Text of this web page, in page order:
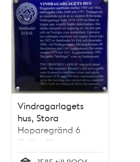
Vindragarlagets
hus, Stora
Hoparegränd 6
(Pollux 11)